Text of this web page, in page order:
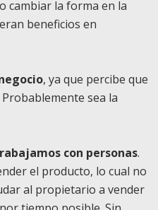
cambiar la forma en la
beneficios en
, ya que percibe que
sea la
con personas.
el producto, lo cual no
al propietario a vender